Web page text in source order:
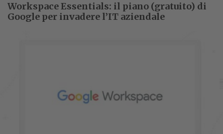
Workspace Essentials: il piano (gratuito) di
Google per invadere l’IT aziendale